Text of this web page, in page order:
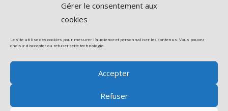
Gérer le consentement aux
cookies
Le site utilise des cookies pour mesurer l'audience et personnaliser les contenus. Vous pouvez
choisir d'accepter ou refuser cette technologie.
Accepter
Refuser